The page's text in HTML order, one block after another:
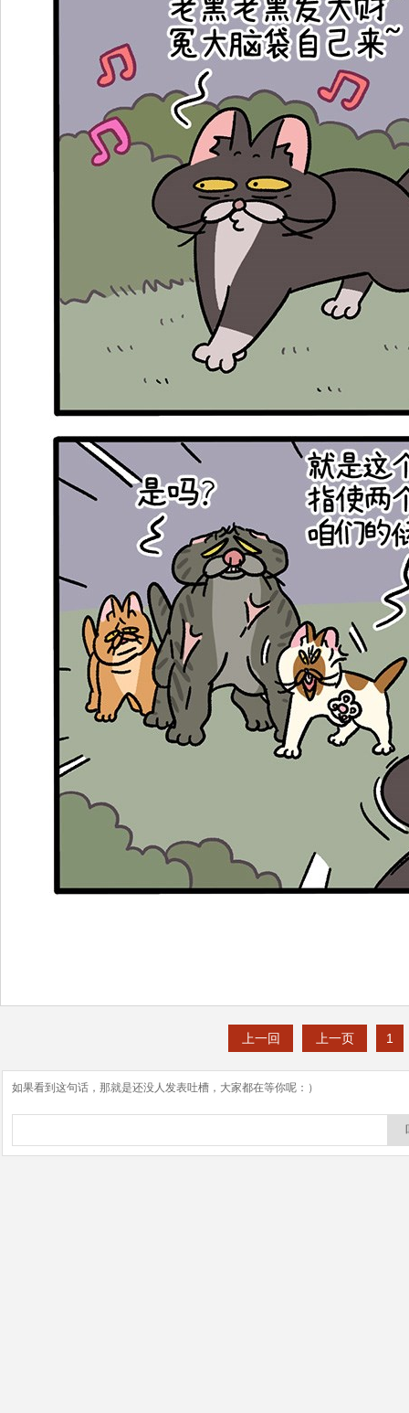
上一回 上一页 1
如果看到这句话，那就是还没人发表吐槽，大家都在等你呢：）